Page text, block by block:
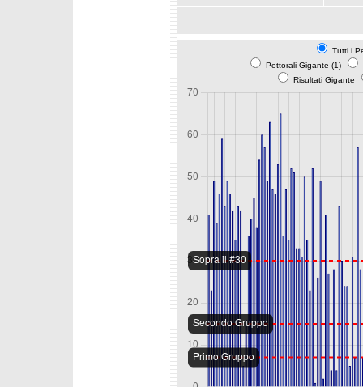
Tutti i
Pettorali Gigante (1)
Risultati Gigante